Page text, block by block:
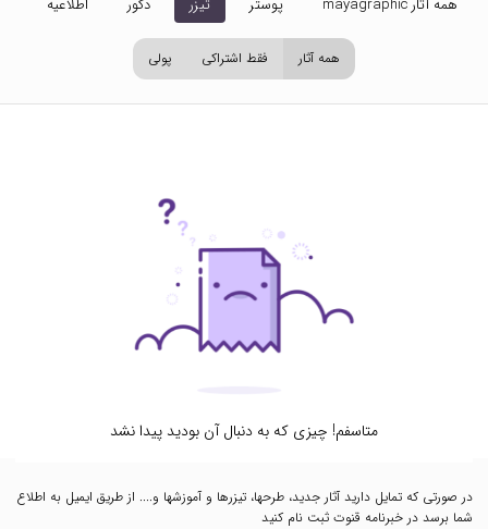
همه آثار mayagraphic پوستر تیزر دکور اطلاعیه
همه آثار فقط اشتراکی پولی
متاسفم! چیزی که به دنبال آن بودید پیدا نشد
در صورتی که تمایل دارید آثار جدید، طرحها، تیزرها و آموزشها و.... از طریق ایمیل به اطلاع
شما برسد در خبرنامه قنوت ثبت نام کنید